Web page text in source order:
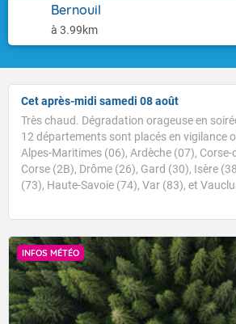
Bernouil
à 3.99km
Cet après-midi samedi 08 août
Très chaud. Dégradation orageuse en
12 départements sont placés en vigilance
Alpes-Maritimes (06), Ardèche (07),
Corse (2B), Drôme (26), Gard (30), Isère
(73), Haute-Savoie (74), Var (83), et
INFOS MÉTÉO